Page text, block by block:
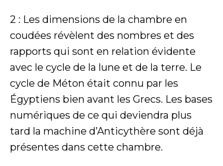
2 : Les dimensions de la chambre en
coudées révèlent des nombres et des
rapports qui sont en relation évidente
avec le cycle de la lune et de la terre. Le
cycle de Méton était connu par les
Égyptiens bien avant les Grecs. Les bases
numériques de ce qui deviendra plus
tard la machine d’Anticythère sont déjà
présentes dans cette chambre.